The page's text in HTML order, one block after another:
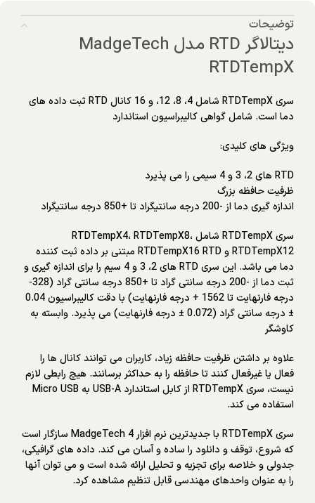
توضیحات
دیتالاگر RTD مدل MadgeTech
RTDTempX
سری RTDTempX شامل 4، 8، 12، و 16 کانال RTD ثبت داده های
دما است. شامل گواهی کالیبراسیون استاندارد
ویژگی های کلیدی:
RTD های 2، 3 و 4 سیمی را می پذیرد
ظرفیت حافظه بزرگ
اندازه گیری دما از -200 درجه سانتیگراد تا +850 درجه سانتیگراد
سری RTDTempX شامل RTDTempX4، RTDTempX8،
RTDTempX12 و RTDTempX16 RTD مبتنی بر داده ثبت کننده
دما می باشد. این سری RTD های 2، 3 و 4 سیم را برای اندازه گیری و
ثبت دما از -200 درجه سانتی گراد تا +850 درجه سانتی گراد (328-
درجه فارنهایت تا 1562 + درجه فارنهایت) با دقت کالیبراسیون 0.04
± درجه سانتی گراد (0.072 ± درجه فارنهایت) می پذیرد. وابسته به
کاوشگر
علاوه بر داشتن ظرفیت حافظه زیاد، کاربران می توانند کانال ها را
فعال یا غیرفعال کنند تا حافظه را به حداکثر برسانند. هیچ رابطی لازم
نیست، سری RTDTempX از کابل استاندارد USB-A به Micro USB
استفاده می کند.
سری RTDTempX با جدیدترین نرم افزار MadgeTech 4 سازگار است
که شروع، توقف و دانلود را ساده و آسان می کند. داده های گرافیکی،
جدولی و خلاصه برای تجزیه و تحلیل ارائه شده است و می توان آنها
را به عنوان واحدهای مهندسی قابل تنظیم مشاهده کرد.